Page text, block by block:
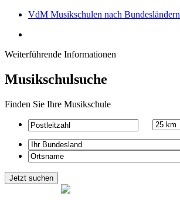
VdM Musikschulen nach Bundesländern
Weiterführende Informationen
Musikschulsuche
Finden Sie Ihre Musikschule